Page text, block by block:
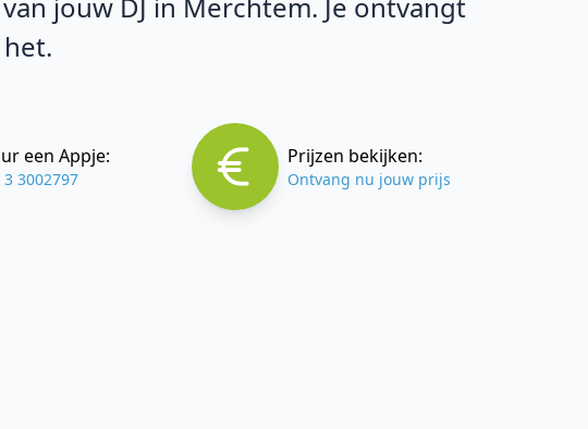
een Appje:
3 3002797
Prijzen bekijken:
Ontvang nu jouw prijs